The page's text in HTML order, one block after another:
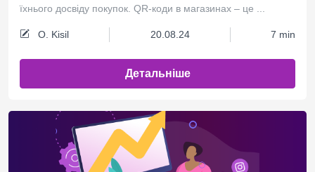
їхнього досвіду покупок. QR-коди в магазинах – це ...
O. Kisil 20.08.24 7 min
Детальніше